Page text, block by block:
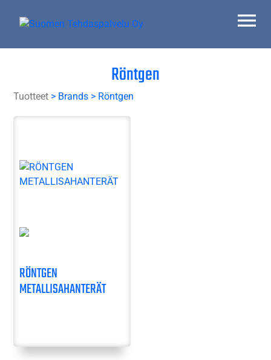
Röntgen
Tuotteet > Brands > Röntgen
RÖNTGEN
METALLISAHANTERÄT